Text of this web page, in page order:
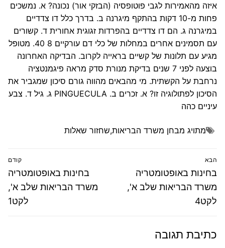
איזה מהאמירות לגבי פוטופסיה (הבזקי אור) נכונה? א. נמשכים
פחות מ-10 דקות בהתקף מיגרנה ב. בדרך כלל דו צדדיים
במיגרנה ג. הם דו צדדיים בהפרדות זגוגית אחורית ד. קשורים
עם תסמינים אחרים במחלות של כלי דם עורקיים 8 40. מטופל
מגיע עם תלונות של קשיים בראייה לקרוב. הבדיקה האחרונה
בוצעה לפני 7 שנים בדיקת מנורת סדק מראה פיגמנטציה
נרחבת על הקשתית. מי מהבאים מהווה גורם סיכון שמגביר את
הסיכון לפתולוגיה זו? א. זכרים ב. PINGUECULA ג. גיל ד. צבע
עיניים כהה
מתויג מבחן משרד הבריאות,שחזור שאלות
ניווט קודם
פוסט
קודם:
בחינות באופטומטריה
משרד הבריאות שלב א',
לקט1
הבא
הפוסט
הבא:
בחינות באופטומטריה
משרד הבריאות שלב א',
לקט4
כתיבת תגובה